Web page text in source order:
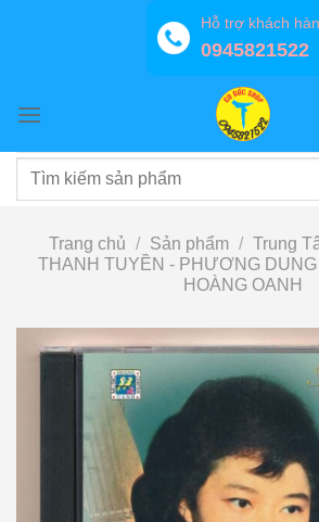
Hỗ trợ khách
0945821522
Tìm
Trang chủ / Sản phẩm / Trung
THANH TUYỀN - PHƯƠNG
HOÀNG OANH